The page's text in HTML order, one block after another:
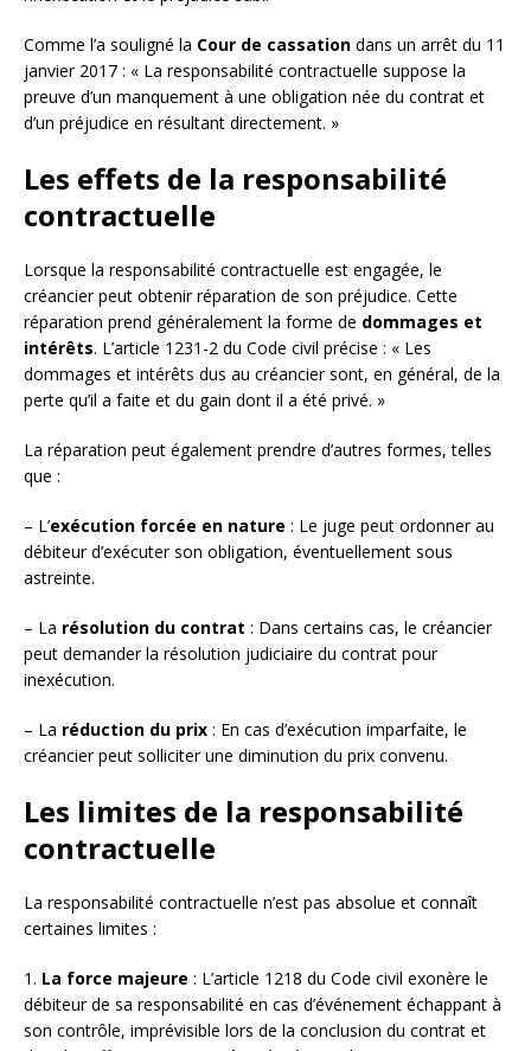
Comme l’a souligné la Cour de cassation dans un arrêt du 11
janvier 2017 : « La responsabilité contractuelle suppose la
preuve d’un manquement à une obligation née du contrat et
d’un préjudice en résultant directement. »
Les effets de la responsabilité
contractuelle
Lorsque la responsabilité contractuelle est engagée, le
créancier peut obtenir réparation de son préjudice. Cette
réparation prend généralement la forme de dommages et
intérêts. L’article 1231-2 du Code civil précise : « Les
dommages et intérêts dus au créancier sont, en général, de la
perte qu’il a faite et du gain dont il a été privé. »
La réparation peut également prendre d’autres formes, telles
que :
– L’exécution forcée en nature : Le juge peut ordonner au
débiteur d’exécuter son obligation, éventuellement sous
astreinte.
– La résolution du contrat : Dans certains cas, le créancier
peut demander la résolution judiciaire du contrat pour
inexécution.
– La réduction du prix : En cas d’exécution imparfaite, le
créancier peut solliciter une diminution du prix convenu.
Les limites de la responsabilité
contractuelle
La responsabilité contractuelle n’est pas absolue et connaît
certaines limites :
1. La force majeure : L’article 1218 du Code civil exonère le
débiteur de sa responsabilité en cas d’événement échappant à
son contrôle, imprévisible lors de la conclusion du contrat et